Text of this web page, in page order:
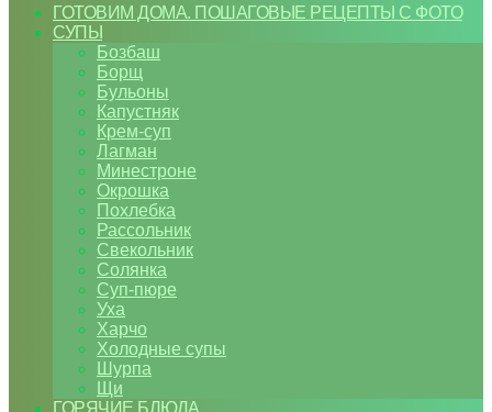
ГОТОВИМ ДОМА. ПОШАГОВЫЕ РЕЦЕПТЫ С ФОТО
СУПЫ
Бозбаш
Борщ
Бульоны
Капустняк
Крем-суп
Лагман
Минестроне
Окрошка
Похлебка
Рассольник
Свекольник
Солянка
Суп-пюре
Уха
Харчо
Холодные супы
Шурпа
Щи
ГОРЯЧИЕ БЛЮДА